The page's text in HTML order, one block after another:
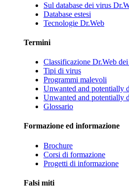
Sul database dei virus
Database estesi
Tecnologie Dr.Web
Termini
Classificazione Dr.Web
Tipi di virus
Programmi malevoli
Unwanted and potentially
Unwanted and potentially
Glossario
Formazione ed informazione
Brochure
Corsi di formazione
Progetti di informazione
Falsi miti